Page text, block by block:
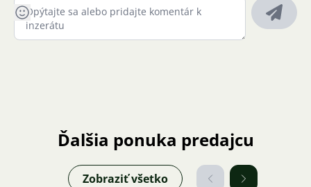
Ďalšia ponuka predajcu
Zobraziť všetko